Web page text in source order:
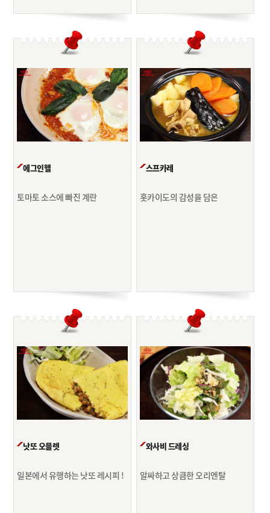
에그인헬
토마토 소스에 빠진 계란
스프카레
홋카이도의 감성을 담은
낫또 오믈렛
일본에서 유행하는 낫또 레시피 !
와사비 드레싱
알싸하고 상큼한 오리엔탈